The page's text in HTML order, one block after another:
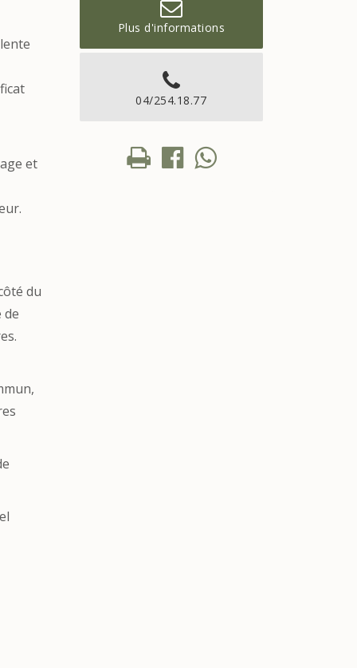
et
du
de
Plus d'informations
04/254.18.77